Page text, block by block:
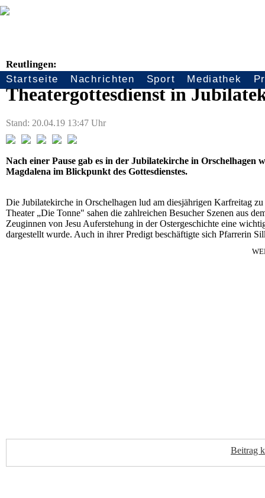
Seitennavigation
Startseite Nachrichten Sport Mediathek
Reutlingen:
Theatergottesdienst in
Stand: 20.04.19 13:47 Uhr
Nach einer Pause gab es in der Jubilatekirche in Orschelhagen
Magdalena im Blickpunkt des Gottesdienstes.
Die Jubilatekirche in Orschelhagen lud am diesjährigen Karfreitag
Theater „Die Tonne" sahen die zahlreichen Besucher Szenen aus
Zeuginnen von Jesu Auferstehung in der Ostergeschichte eine
dargestellt wurde. Auch in ihrer Predigt beschäftigte sich Pfarrerin
Beitrag